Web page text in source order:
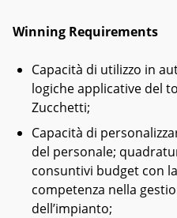
Winning Requirements
Capacità di utilizzo in
logiche applicative del
Zucchetti;
Capacità di
del personale;
consuntivi budget con
competenza nella
dell’impianto;